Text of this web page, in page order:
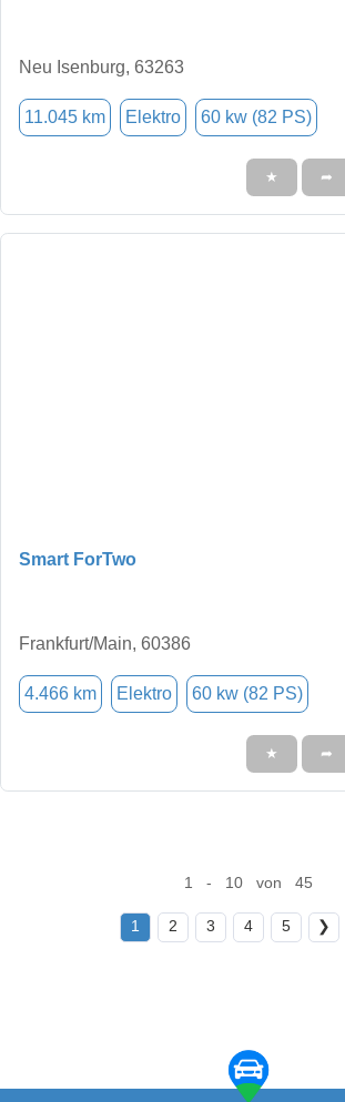
Neu Isenburg, 63263
11.045 km Elektro 60 kw (82 PS)
★ ➦
Smart ForTwo
Frankfurt/Main, 60386
4.466 km Elektro 60 kw (82 PS)
★ ➦
1 - 10 von 45
1 2 3 4 5 ❯